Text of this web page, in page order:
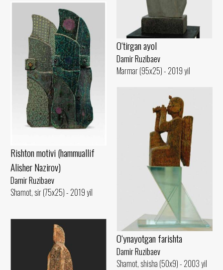
O‘tirgan ayol
Damir Ruzibaev
Marmar (95x25) - 2019 yil
Rishton motivi (hammuallif
Alisher Nazirov)
Damir Ruzibaev
Shamot, sir (75x25) - 2019 yil
O‘ynayotgan farishta
Damir Ruzibaev
Shamot, shisha (50x9) - 2003 yil